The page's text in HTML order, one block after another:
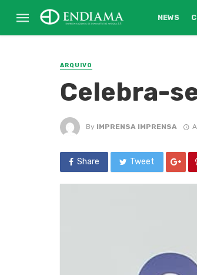
NEWS
ARQUIVO
Celebra-
By IMPRENSA IMPRENSA
Share Tweet